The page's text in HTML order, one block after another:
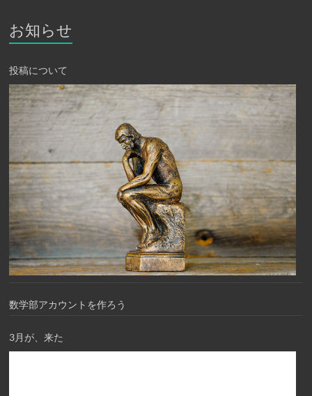
お知らせ
投稿について
数学部アカウントを作ろう
3月が、来た